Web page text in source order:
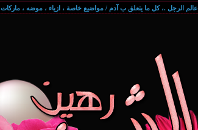
عالم الرجل .، كل ما يتعلق ب آدم / مواضيع خاصة ، ازياء ، موضه ، ماركات